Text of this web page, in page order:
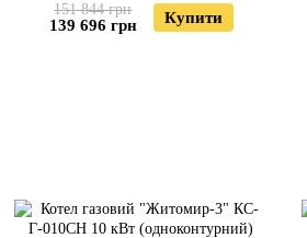
151 844 грн
139 696 грн Купити